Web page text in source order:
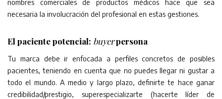
necesaria la involucración del profesional en estas gestiones.
El paciente potencial: buyerpersona
Tu marca debe ir enfocada a perfiles concretos de posibles
pacientes, teniendo en cuenta que no puedes llegar ni gustar a
todo el mundo. A medio y largo plazo, definirte te hace ganar
credibilidad/prestigio, superespecializarte (hacerte líder de